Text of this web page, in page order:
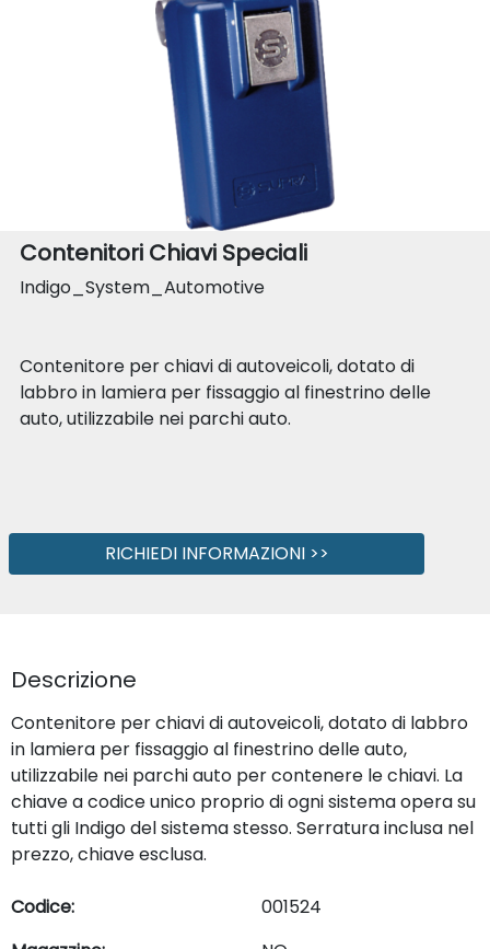
Contenitori Chiavi Speciali
Indigo_System_Automotive
Contenitore per chiavi di autoveicoli, dotato di
labbro in lamiera per fissaggio al finestrino delle
auto, utilizzabile nei parchi auto.
RICHIEDI INFORMAZIONI >>
Descrizione
Contenitore per chiavi di autoveicoli, dotato di labbro
in lamiera per fissaggio al finestrino delle auto,
utilizzabile nei parchi auto per contenere le chiavi. La
chiave a codice unico proprio di ogni sistema opera su
tutti gli Indigo del sistema stesso. Serratura inclusa nel
prezzo, chiave esclusa.
Codice:
001524